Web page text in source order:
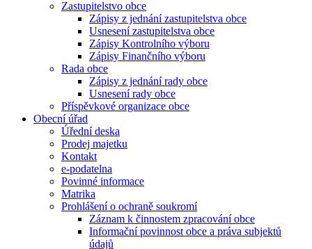
Zastupitelstvo obce
Zápisy z jednání zastupitelstva obce
Usnesení zastupitelstva obce
Zápisy Kontrolního výboru
Zápisy Finančního výboru
Rada obce
Zápisy z jednání rady obce
Usnesení rady obce
Příspěvkové organizace obce
Obecní úřad
Úřední deska
Prodej majetku
Kontakt
e-podatelna
Povinné informace
Matrika
Prohlášení o ochraně soukromí
Záznam k činnostem zpracování obce
Informační povinnost obce a práva subjektů
údajů